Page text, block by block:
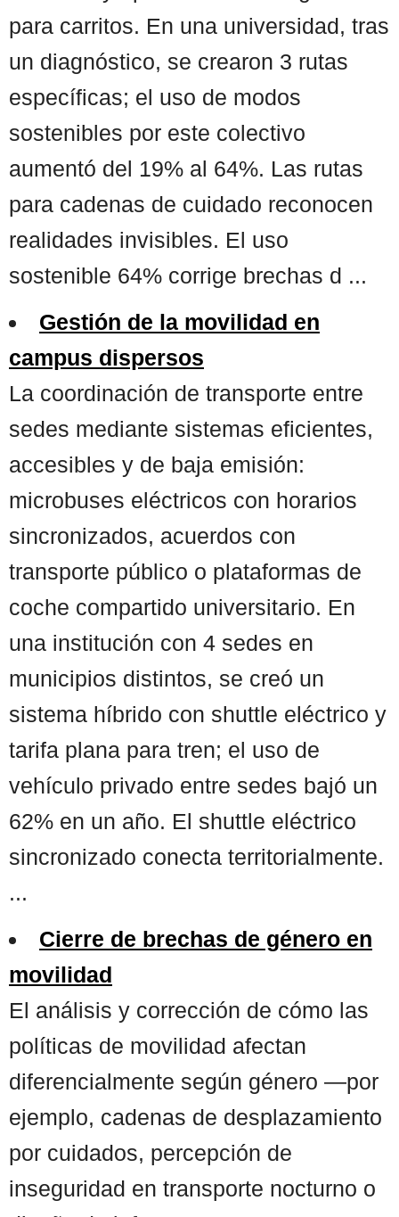
para carritos. En una universidad, tras
un diagnóstico, se crearon 3 rutas
específicas; el uso de modos
sostenibles por este colectivo
aumentó del 19% al 64%. Las rutas
para cadenas de cuidado reconocen
realidades invisibles. El uso
sostenible 64% corrige brechas d ...
Gestión de la movilidad en
campus dispersos
La coordinación de transporte entre
sedes mediante sistemas eficientes,
accesibles y de baja emisión:
microbuses eléctricos con horarios
sincronizados, acuerdos con
transporte público o plataformas de
coche compartido universitario. En
una institución con 4 sedes en
municipios distintos, se creó un
sistema híbrido con shuttle eléctrico y
tarifa plana para tren; el uso de
vehículo privado entre sedes bajó un
62% en un año. El shuttle eléctrico
sincronizado conecta territorialmente.
...
Cierre de brechas de género en
movilidad
El análisis y corrección de cómo las
políticas de movilidad afectan
diferencialmente según género —por
ejemplo, cadenas de desplazamiento
por cuidados, percepción de
inseguridad en transporte nocturno o